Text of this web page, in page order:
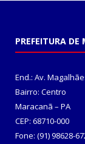
PREFEITURA
End.: Av.
Bairro: Centro
Maracanã – PA
CEP: 68710-000
Fone: (91) 98628-